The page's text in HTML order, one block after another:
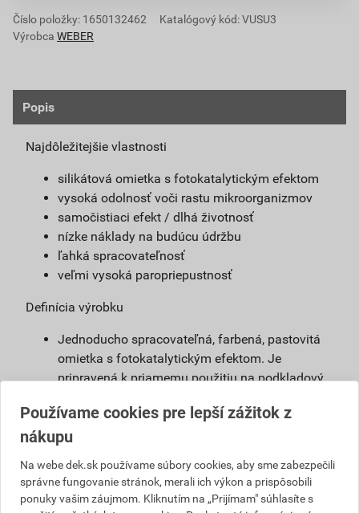
Číslo položky: 1650132462
Katalógový kód: VUSU3
Výrobca WEBER
Popis
Najdôležitejšie vlastnosti
silikátová omietka s fotokatalytickým efektom
vysoká odolnosť voči rastu mikroorganizmov
samočistiaci efekt / dlhá životnosť
nízke náklady na budúcu údržbu
ľahká spracovateľnosť
veľmi vysoká paropriepustnosť
Definícia výrobku
Jednoducho spracovateľná, farbená, pastovitá
omietka s fotokatalytickým efektom. Je
pripravená k priamemu použitiu na podkladový
silikátovému spojivu má omietka weberpas
clean Active vlastnosti blízke silikátovej omietke,
pri spracovaní a vyzrievaní. Unikátna receptúra
omietky weberpas clean Active s
Používame cookies pre lepší zážitok z
nákupu
Na webe dek.sk používame súbory cookies, aby sme zabezpečili
správne fungovanie stránok, merali ich výkon a prispôsobili
ponuky vašim záujmom. Kliknutím na „Prijímam" súhlasíte s